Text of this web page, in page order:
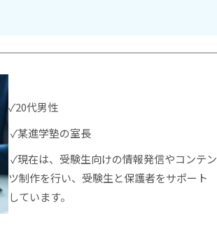
✓20代男性
✓某進学塾の室長
✓現在は、受験生向けの情報発信やコンテン
ツ制作を行い、受験生と保護者をサポート
しています。